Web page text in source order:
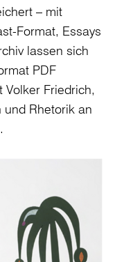
– mit
Format, Essays
lassen sich
PDF
Friedrich,
Rhetorik an